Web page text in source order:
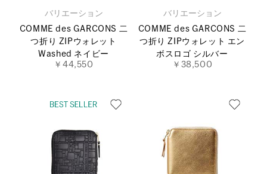
バリエーション
COMME des GARCONS 二
つ折り ZIPウォレット
Washed ネイビー
￥44,550
バリエーション
COMME des GARCONS 二
つ折り ZIPウォレット エン
ボスロゴ シルバー
￥38,500